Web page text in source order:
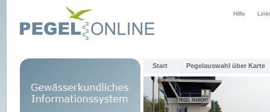
Hilfe
Start Pegelauswahl über Karte